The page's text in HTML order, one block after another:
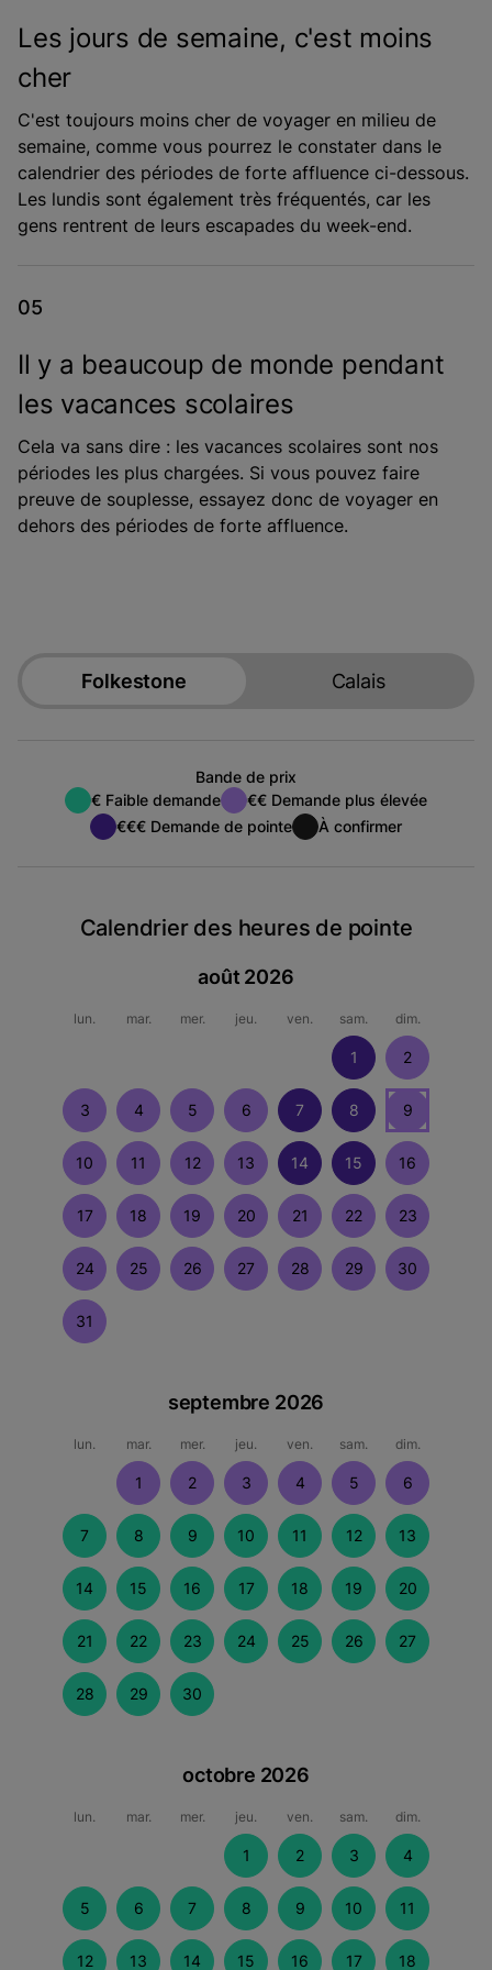
Les jours de semaine, c'est moins
cher
C'est toujours moins cher de voyager en milieu de
semaine, comme vous pourrez le constater dans le
calendrier des périodes de forte affluence ci-dessous.
Les lundis sont également très fréquentés, car les
gens rentrent de leurs escapades du week-end.
Il y a beaucoup de monde pendant
les vacances scolaires
Cela va sans dire : les vacances scolaires sont nos
périodes les plus chargées. Si vous pouvez faire
preuve de souplesse, essayez donc de voyager en
dehors des périodes de forte affluence.
Folkestone Calais
Bande de prix
€ Faible demande
€€ Demande plus élevée
€€€ Demande de pointe
À confirmer
Calendrier des heures de pointe
août 2026
lun. mar. mer. jeu. ven. sam. dim.
1 2
3 4 5 6 7 8 9
10 11 12 13 14 15 16
17 18 19 20 21 22 23
24 25 26 27 28 29 30
31
septembre 2026
lun. mar. mer. jeu. ven. sam. dim.
1 2 3 4 5 6
7 8 9 10 11 12 13
14 15 16 17 18 19 20
21 22 23 24 25 26 27
28 29 30
octobre 2026
lun. mar. mer. jeu. ven. sam. dim.
1 2 3 4
5 6 7 8 9 10 11
12 13 14 15 16 17 18